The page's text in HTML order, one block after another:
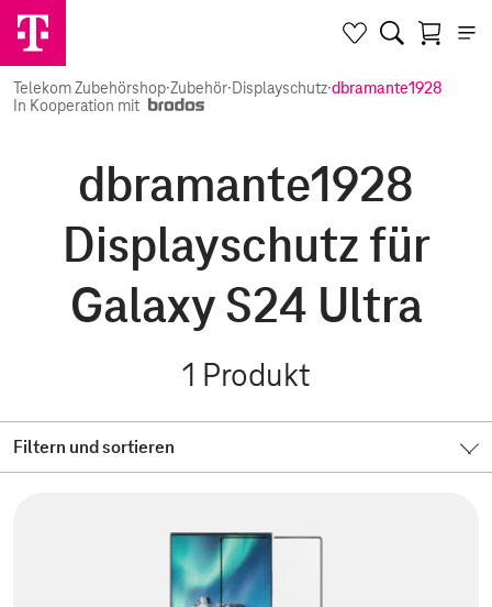
Telekom Zubehörshop·Zubehör·Displayschutz·dbramante1928
In Kooperation mit
dbramante1928
Displayschutz für
Galaxy S24 Ultra
1 Produkt
Filtern und sortieren